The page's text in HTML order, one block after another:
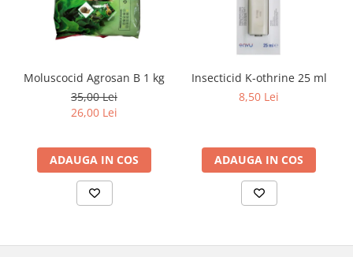
Moluscocid Agrosan B 1 kg
35,00 Lei
26,00 Lei
ADAUGA IN COS
Insecticid K-othrine 25 ml
8,50 Lei
ADAUGA IN COS